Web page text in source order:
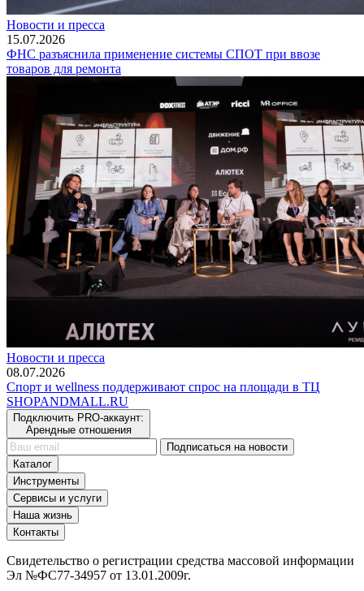
Новости и пресса
15.07.2026
ФНС разъяснила применение системы СПОТ при ввозе
товаров для ремонта
Новости и пресса
08.07.2026
Спорт и wellness поддерживают спрос на площади в ТЦ
SHOPANDMALL.RU
Подключить PRO-аккаунт:
Арендные отношения
Подписаться на новости
Каталог
Инструменты
Сервисы и услуги
Наша жизнь
Контакты
Свидетельство о регистрации средства массовой информации
Эл №ФС77-34957 от 13.01.2009г.